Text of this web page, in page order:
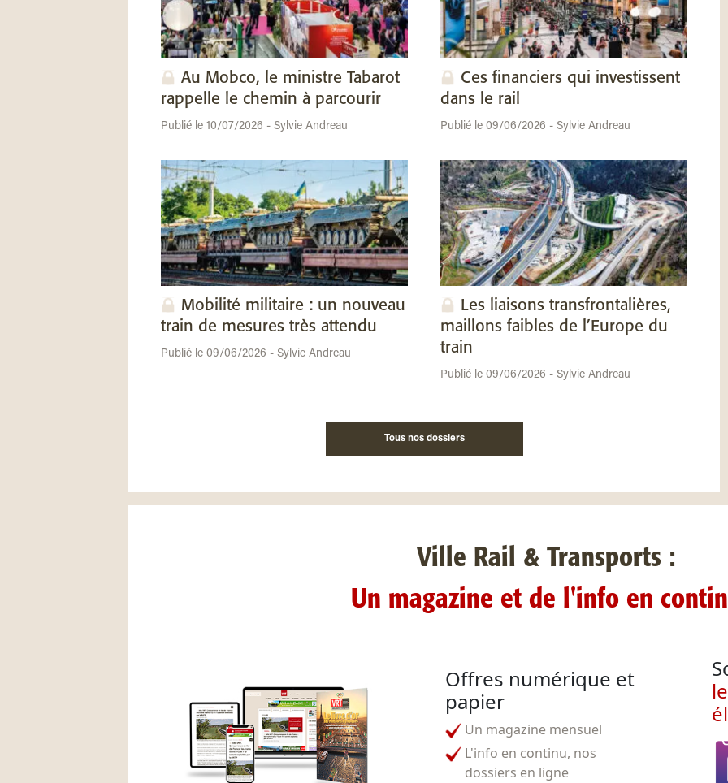
Au Mobco, le ministre Tabarot
rappelle le chemin à parcourir
Publié le 10/07/2026 - Sylvie Andreau
Ces financiers qui investissent
dans le rail
Publié le 09/06/2026 - Sylvie Andreau
Mobilité militaire : un nouveau
train de mesures très attendu
Publié le 09/06/2026 - Sylvie Andreau
Les liaisons transfrontalières,
maillons faibles de l’Europe du
train
Publié le 09/06/2026 - Sylvie Andreau
Tous nos dossiers
Ville Rail & Transports :
Un magazine et de l'info en
Offres numérique et
papier
Un magazine mensuel
L'info en continu, nos
dossiers en ligne